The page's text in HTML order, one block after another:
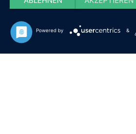
Powered by &